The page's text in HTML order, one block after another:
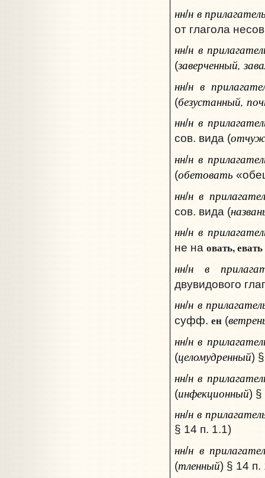
нн/н в
от глагола
нн/н в
(заверченный,
нн/н в
(безустанный,
нн/н в
сов. вида (
нн/н в
(обетовать
нн/н в
сов. вида (
нн/н в
не на овать, евать
нн/н в
двувидового
нн/н в
суфф. ен(
нн/н в
(целомудренный)
нн/н в
(инфекционный) §
нн/н в
§ 14 п. 1.1)
нн/н в
(тленный) § 14 п.